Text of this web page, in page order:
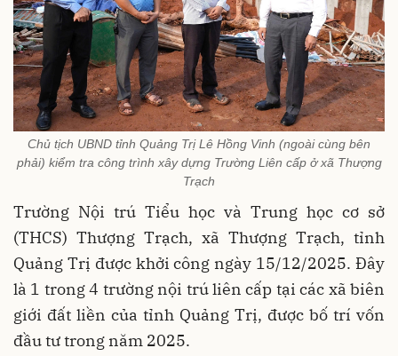
Chủ tịch UBND tỉnh Quảng Trị Lê Hồng Vinh (ngoài cùng bên
phải) kiểm tra công trình xây dựng Trường Liên cấp ở xã Thượng
Trạch
Trường Nội trú Tiểu học và Trung học cơ sở
(THCS) Thượng Trạch, xã Thượng Trạch, tỉnh
Quảng Trị được khởi công ngày 15/12/2025. Đây
là 1 trong 4 trường nội trú liên cấp tại các xã biên
giới đất liền của tỉnh Quảng Trị, được bố trí vốn
đầu tư trong năm 2025.